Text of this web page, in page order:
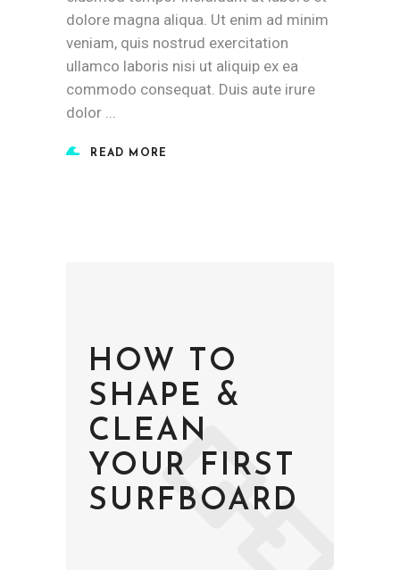
dolore magna aliqua. Ut enim ad minim
veniam, quis nostrud exercitation
ullamco laboris nisi ut aliquip ex ea
commodo consequat. Duis aute irure
dolor
READ MORE
HOW TO
SHAPE &
CLEAN
YOUR FIRST
SURFBOARD